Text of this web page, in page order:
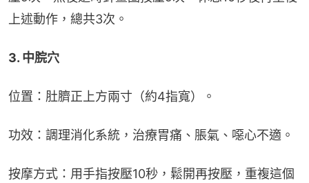
上述動作，總共3次。
3. 中脘穴
位置：肚臍正上方兩寸（約4指寬）。
功效：調理消化系統，治療胃痛、脹氣、噁心不適。
按摩方式：用手指按壓10秒，鬆開再按壓，重複這個